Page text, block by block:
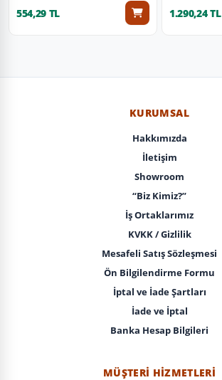
554,29 TL 1.290,24 TL
KURUMSAL
Hakkımızda
İletişim
Showroom
“Biz Kimiz?”
İş Ortaklarımız
KVKK / Gizlilik
Mesafeli Satış Sözleşmesi
Ön Bilgilendirme Formu
İptal ve İade Şartları
İade ve İptal
Banka Hesap Bilgileri
MÜŞTERI HIZMETLERI